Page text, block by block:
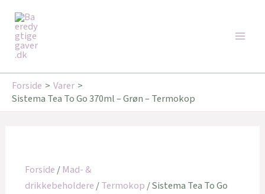
indholdet
Forside
Varer
Sistema Tea To Go 370ml – Grøn – Termokop
Forside/Mad- &
drikkebeholdere/Termokop/ Sistema Tea To Go
Tilbud!
Tilbud!
349,95 kr..279,96 kr..